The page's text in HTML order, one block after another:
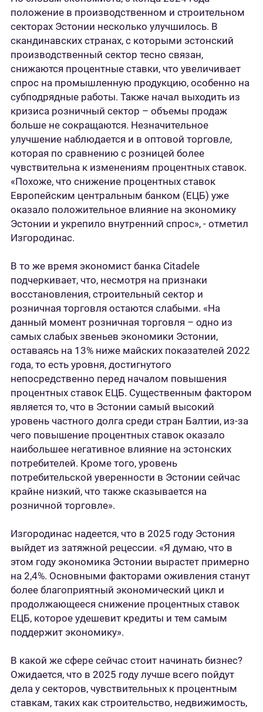
положение в производственном и строительном
секторах Эстонии несколько улучшилось. В
скандинавских странах, с которыми эстонский
производственный сектор тесно связан,
снижаются процентные ставки, что увеличивает
спрос на промышленную продукцию, особенно на
субподрядные работы. Также начал выходить из
кризиса розничный сектор – объемы продаж
больше не сокращаются. Незначительное
улучшение наблюдается и в оптовой торговле,
которая по сравнению с розницей более
чувствительна к изменениям процентных ставок.
«Похоже, что снижение процентных ставок
Европейским центральным банком (ЕЦБ) уже
оказало положительное влияние на экономику
Эстонии и укрепило внутренний спрос», - отметил
Изгородинас.
В то же время экономист банка Citadele
подчеркивает, что, несмотря на признаки
восстановления, строительный сектор и
розничная торговля остаются слабыми. «На
данный момент розничная торговля – одно из
самых слабых звеньев экономики Эстонии,
оставаясь на 13% ниже майских показателей 2022
года, то есть уровня, достигнутого
непосредственно перед началом повышения
процентных ставок ЕЦБ. Существенным фактором
является то, что в Эстонии самый высокий
уровень частного долга среди стран Балтии, из-за
чего повышение процентных ставок оказало
наибольшее негативное влияние на эстонских
потребителей. Кроме того, уровень
потребительской уверенности в Эстонии сейчас
крайне низкий, что также сказывается на
розничной торговле».
Изгородинас надеется, что в 2025 году Эстония
выйдет из затяжной рецессии. «Я думаю, что в
этом году экономика Эстонии вырастет примерно
на 2,4%. Основными факторами оживления станут
более благоприятный экономический цикл и
продолжающееся снижение процентных ставок
ЕЦБ, которое удешевит кредиты и тем самым
поддержит экономику».
В какой же сфере сейчас стоит начинать бизнес?
Ожидается, что в 2025 году лучше всего пойдут
дела у секторов, чувствительных к процентным
ставкам, таких как строительство, недвижимость,